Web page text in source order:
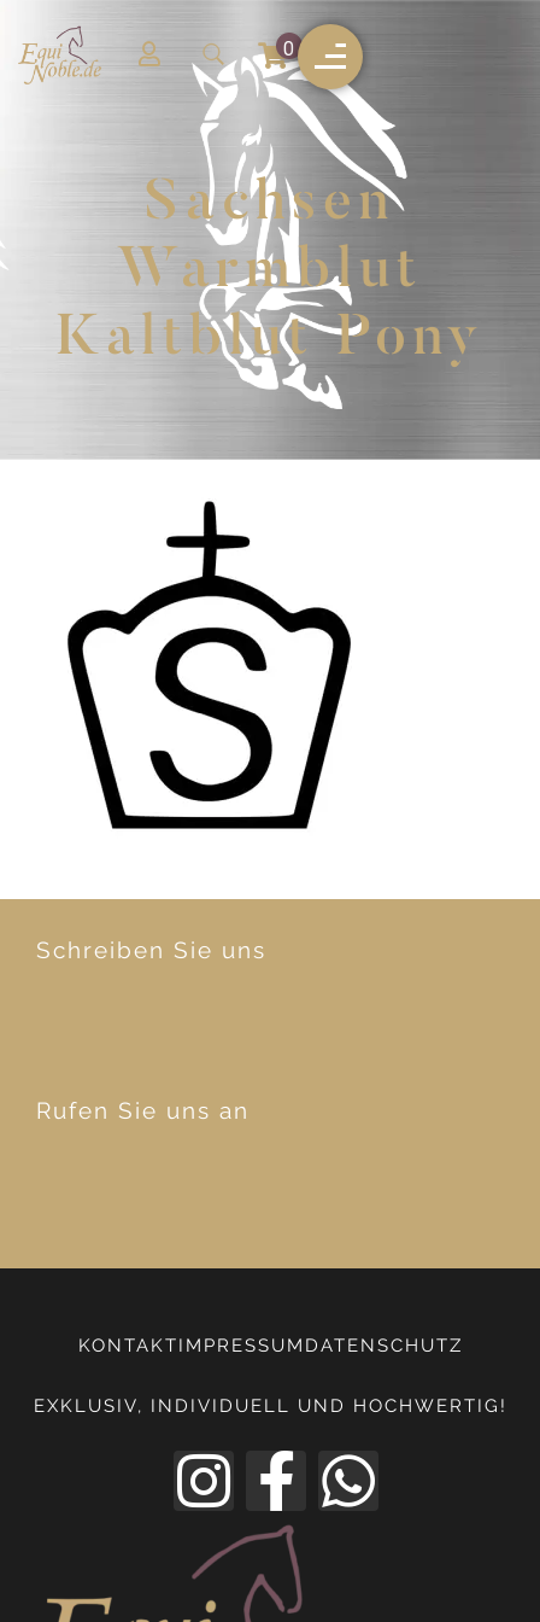
0
Sachsen
Warmblut
Kaltblut Pony
Schreiben Sie uns
Rufen Sie uns an
KONTAKT IMPRESSUM DATENSCHUTZ
EXKLUSIV, INDIVIDUELL UND HOCHWERTIG!